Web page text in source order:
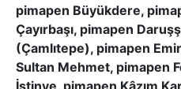
pimapen Büyükdere,
Çayırbaşı, pimapen
(Çamlıtepe), pimapen
Sultan Mehmet, pimapen
İstinye, pimapen Kâzım